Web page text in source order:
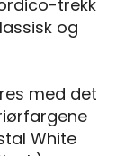
trekk
og
med det
White